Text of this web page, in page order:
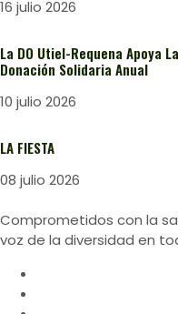
16 julio 2026
La DO Utiel-Requena Apoya
Donación Solidaria Anual
10 julio 2026
LA FIESTA
08 julio 2026
Comprometidos con la
voz de la diversidad en